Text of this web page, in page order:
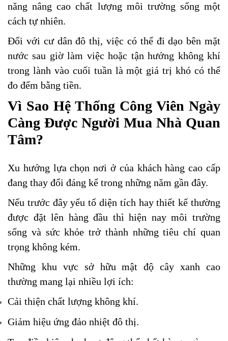
năng nâng cao chất lượng môi trường sống một
cách tự nhiên.
Đối với cư dân đô thị, việc có thể đi dạo bên mặt
nước sau giờ làm việc hoặc tận hưởng không khí
trong lành vào cuối tuần là một giá trị khó có thể
đo đếm bằng tiền.
Vì Sao Hệ Thống Công Viên Ngày
Càng Được Người Mua Nhà Quan
Tâm?
Xu hướng lựa chọn nơi ở của khách hàng cao cấp
đang thay đổi đáng kể trong những năm gần đây.
Nếu trước đây yếu tố diện tích hay thiết kế thường
được đặt lên hàng đầu thì hiện nay môi trường
sống và sức khỏe trở thành những tiêu chí quan
trọng không kém.
Những khu vực sở hữu mật độ cây xanh cao
thường mang lại nhiều lợi ích:
Cải thiện chất lượng không khí.
Giảm hiệu ứng đảo nhiệt đô thị.